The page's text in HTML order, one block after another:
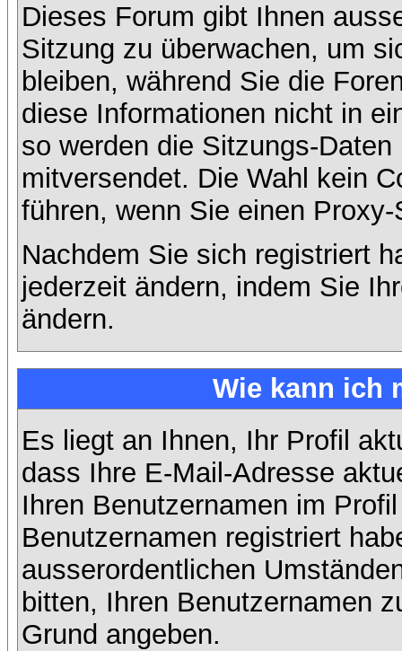
Dieses Forum gibt Ihnen
Sitzung zu überwachen, um
bleiben, während Sie die
diese Informationen nicht in
so werden die Sitzungs-
mitversendet. Die Wahl kein
führen, wenn Sie einen
Nachdem Sie sich registriert
jederzeit ändern, indem Sie
ändern.
Wie kann ich
Es liegt an Ihnen, Ihr Profil
dass Ihre E-Mail-Adresse
Ihren Benutzernamen im
Benutzernamen registriert
ausserordentlichen
bitten, Ihren Benutzernamen
Grund angeben.